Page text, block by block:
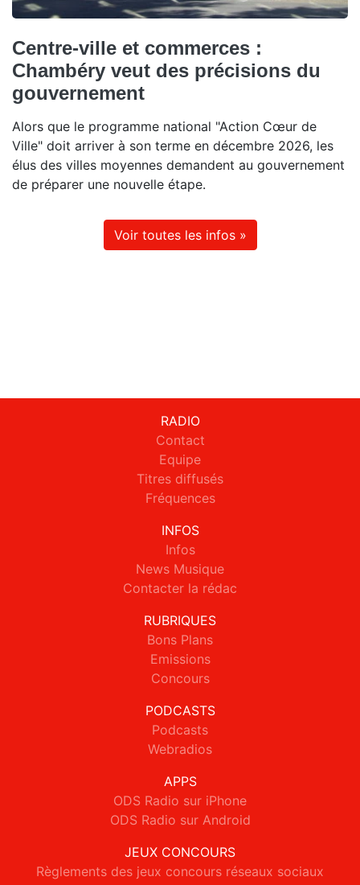
Centre-ville et commerces :
Chambéry veut des précisions du
gouvernement
Alors que le programme national "Action Cœur de
Ville" doit arriver à son terme en décembre 2026, les
élus des villes moyennes demandent au gouvernement
de préparer une nouvelle étape.
Voir toutes les infos »
RADIO
Contact
Equipe
Titres diffusés
Fréquences
INFOS
Infos
News Musique
Contacter la rédac
RUBRIQUES
Bons Plans
Emissions
Concours
PODCASTS
Podcasts
Webradios
APPS
ODS Radio sur iPhone
ODS Radio sur Android
JEUX CONCOURS
Règlements des jeux concours réseaux sociaux